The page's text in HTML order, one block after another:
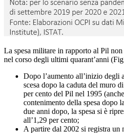
La spesa militare in rapporto al Pil
nel corso degli ultimi quarant’anni
Dopo l’aumento all’inizio degli
scesa dopo la caduta del muro
per cento del Pil nel 1995
contenimento della spesa dopo
due anni dopo, la spesa si è
all’1,29 per cento;
A partire dal 2002 si registra